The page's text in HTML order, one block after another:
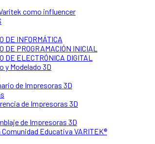
como influencer
DE INFORMÁTICA
DE PROGRAMACIÓN INICIAL
DE ELECTRÓNICA DIGITAL
y Modelado 3D
de Impresoras 3D
de Impresoras 3D
de Impresoras 3D
Educativa VARITEK®